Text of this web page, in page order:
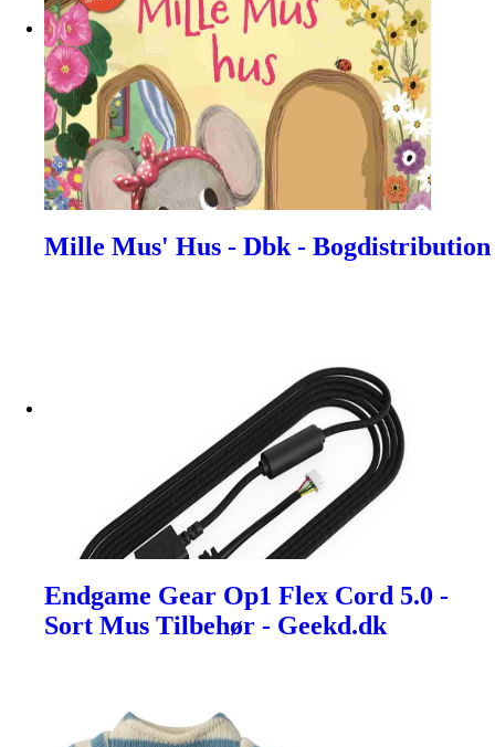
Mille Mus' Hus - Dbk - Bogdistribution
Endgame Gear Op1 Flex Cord 5.0 -
Sort Mus Tilbehør - Geekd.dk